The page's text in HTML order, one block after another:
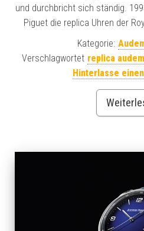
und durchbricht sich ständig.
Piguet die replica Uhren der
Kategorie:
Verschlagwortet replica
Hinterlasse